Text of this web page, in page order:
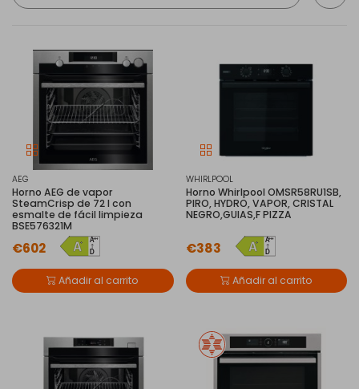
AEG
Horno AEG de vapor
SteamCrisp de 72 l con
esmalte de fácil limpieza
BSE576321M
€602
Añadir al carrito
WHIRLPOOL
Horno Whirlpool OMSR58RU1SB,
PIRO, HYDRO, VAPOR, CRISTAL
NEGRO,GUIAS,F PIZZA
€383
Añadir al carrito